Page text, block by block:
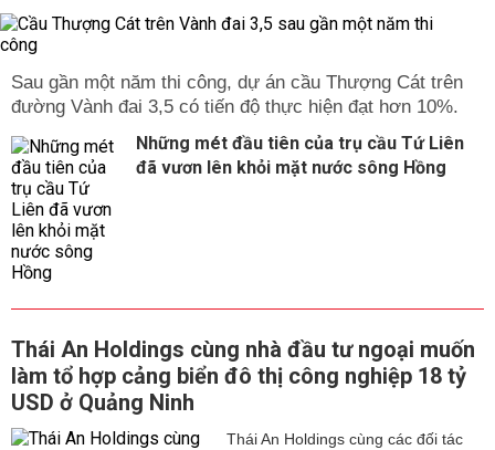
Sau gần một năm thi công, dự án cầu Thượng Cát trên
đường Vành đai 3,5 có tiến độ thực hiện đạt hơn 10%.
Những mét đầu tiên của trụ cầu Tứ Liên
đã vươn lên khỏi mặt nước sông Hồng
Thái An Holdings cùng nhà đầu tư ngoại muốn
làm tổ hợp cảng biển đô thị công nghiệp 18 tỷ
USD ở Quảng Ninh
Thái An Holdings cùng các đối tác